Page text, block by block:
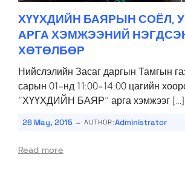
ХҮҮХДИЙН БАЯРЫН СОЁЛ,
АРГА ХЭМЖЭЭНИЙ
ХӨТӨЛБӨР
Нийслэлийн Засаг даргын Тамгын
сарын 01-нд 11:00-14:00 цагийн
“ХҮҮХДИЙН БАЯР” арга хэмжээг […]
26 May, 2015 - AUTHOR:Administrator
Read more